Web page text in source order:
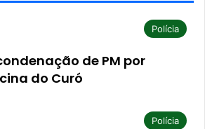
Polícia
de PM por
do Curó
Polícia